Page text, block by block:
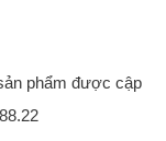
phẩm được cập